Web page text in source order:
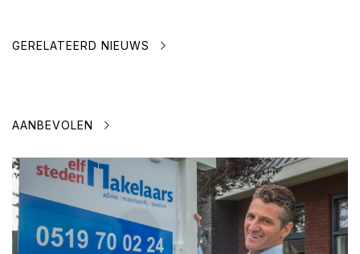
GERELATEERD NIEUWS
AANBEVOLEN